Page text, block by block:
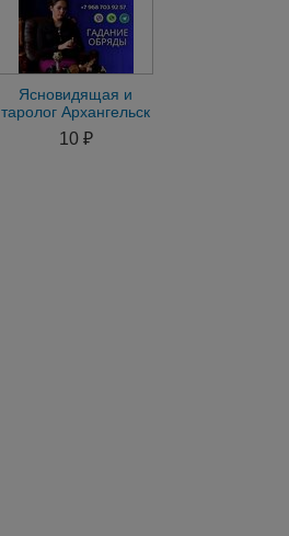
Ясновидящая и
таролог Архангельск
10 ₽